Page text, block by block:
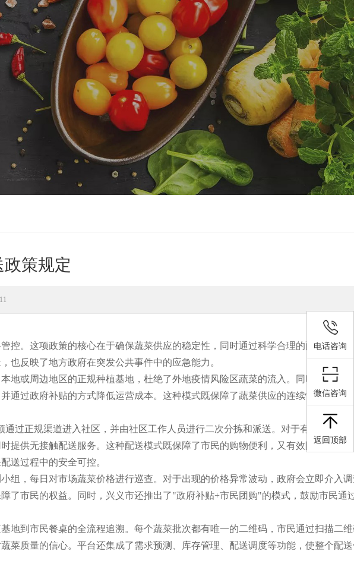
策规定
控。这项政策的核心在于确保蔬菜供应的稳定性，同时通过科学合理的配送机制
也反映了地方政府在突发公共事件中的应急能力。
地或周边地区的正规种植基地，杜绝了外地疫情风险区蔬菜的流入。同时，政府
通过政府补贴的方式降低运营成本。这种模式既保障了蔬菜供应的连续性，又避
过正规渠道进入社区，并由社区工作人员进行二次分拣和派送。对于有特殊需求
提供无接触配送服务。这种配送模式既保障了市民的购物便利，又有效降低了病
送过程中的安全可控。
组，每日对市场蔬菜价格进行巡查。对于出现的价格异常波动，政府会立即介入
了市民的权益。同时，兴义市还推出了"政府补贴+市民团购"的模式，鼓励市民通
地到市民餐桌的全流程追溯。每个蔬菜批次都有唯一的二维码，市民通过扫描二
菜质量的信心。平台还集成了需求预测、库存管理、配送调度等功能，使整个配
电话咨询
微信咨询
返回顶部